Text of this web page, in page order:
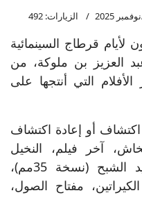
الزيارات: 492
لأيام قرطاج السينمائية
العزيز بن ملوكة، من
التي أنتجها على
أو إعادة اكتشاف
آخر فيلم، النخيل
الجريح، حرب النجوم 1: تهديد الشبح (نسخة 35مم)،
مفتاح الصول،